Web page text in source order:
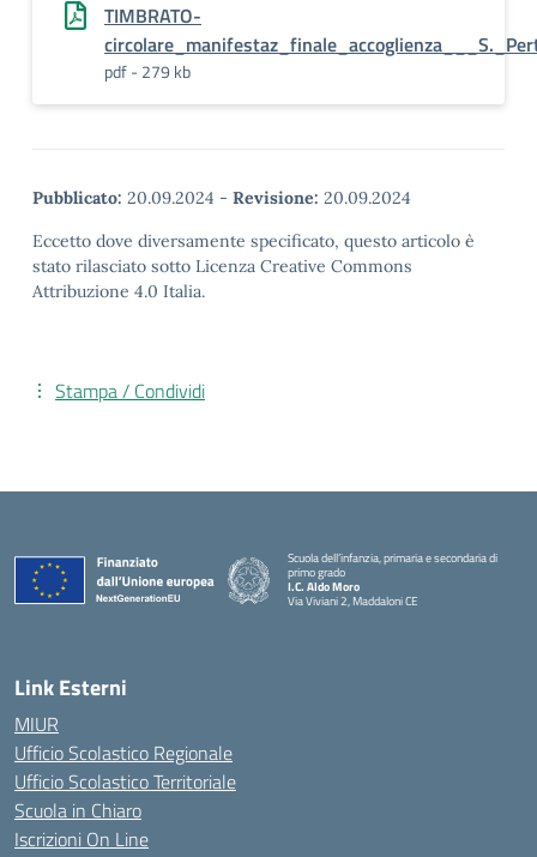
TIMBRATO-
pdf - 279 kb
Pubblicato: 20.09.2024 - Revisione: 20.09.2024
Eccetto dove diversamente specificato, questo articolo è
stato rilasciato sotto Licenza Creative Commons
Attribuzione 4.0 Italia.
Stampa / Condividi
Scuola dell’infanzia, primaria e secondaria di
primo grado
I.C. Aldo Moro
Via Viviani 2, Maddaloni CE
Link Esterni
MIUR
Ufficio Scolastico Regionale
Ufficio Scolastico Territoriale
Scuola in Chiaro
Iscrizioni On Line